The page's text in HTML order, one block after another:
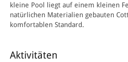
kleine Pool liegt auf einem kleinen
natürlichen Materialien gebauten
komfortablen Standard.
Aktivitäten